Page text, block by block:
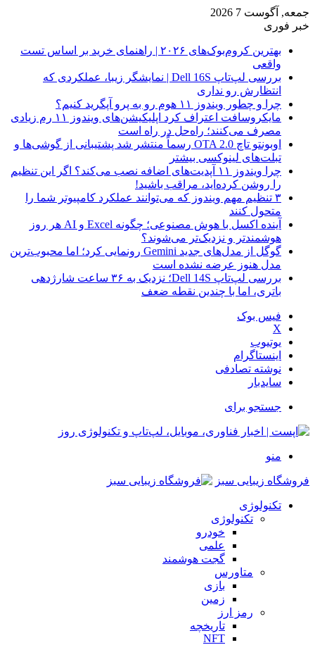
جمعه, آگوست 7 2026
خبر فوری
بهترین کروم‌بوک‌های ۲۰۲۶ | راهنمای خرید بر اساس تست
واقعی
بررسی لپ‌تاپ Dell 16S | نمایشگر زیبا، عملکردی که
انتظارش رو نداری
چرا و چطور ویندوز ۱۱ هوم رو به پرو آپگرید کنیم؟
مایکروسافت اعتراف کرد اپلیکیشن‌های ویندوز ۱۱ رم زیادی
مصرف می‌کنند؛ راه‌حل در راه است
اوبونتو تاچ OTA 2.0 رسماً منتشر شد پشتیبانی از گوشی‌ها و
تبلت‌های لینوکسی بیشتر
چرا ویندوز ۱۱ آپدیت‌های اضافه نصب می‌کند؟ اگر این تنظیم
را روشن کرده‌اید، مراقب باشید!
۳ تنظیم مهم ویندوز که می‌توانند عملکرد کامپیوتر شما را
متحول کنند
آینده اکسل با هوش مصنوعی؛ چگونه Excel و AI هر روز
هوشمندتر و نزدیک‌تر می‌شوند؟
گوگل از مدل‌های جدید Gemini رونمایی کرد؛ اما محبوب‌ترین
مدل هنوز عرضه نشده است
بررسی لپ‌تاپ Dell 14S؛ نزدیک به ۳۶ ساعت شارژدهی
باتری، اما با چندین نقطه ضعف
فیس بوک
X
یوتیوب
اینستاگرام
نوشته تصادفی
سایدبار
جستجو برای
منو
فروشگاه زیبایی سبز
تکنولوژی
تکنولوژی
خودرو
علمی
گجت هوشمند
متاورس
بازی
زمین
رمز ارز
تاریخچه
NFT